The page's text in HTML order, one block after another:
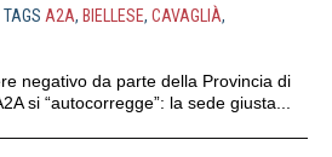
TAGS A2A, BIELLESE, CAVAGLIÀ,
negativo da parte della Provincia di
si “autocorregge”: la sede giusta...